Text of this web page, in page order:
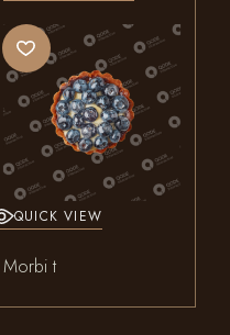
QUICK VIEW
Morbi t